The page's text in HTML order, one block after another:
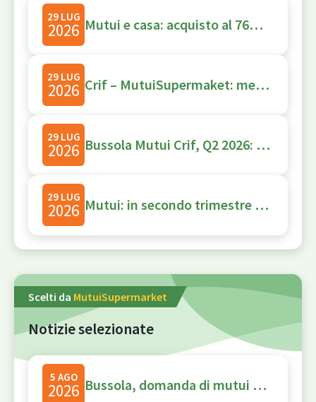
29 LUG
2026 Mutui e casa: acquisto al 76% della domanda, tasso fisso all’88%
29 LUG
2026 Crif – MutuiSupermaket: mercato primario dei mutui solido, rallentano le surroghe
29 LUG
2026 Bussola Mutui Crif, Q2 2026: Domanda di mutui verso acquisto casa al 76%, surroghe al 19%
29 LUG
2026 Mutui: in secondo trimestre domanda online sempre più verso acquisto casa
Scelti da MutuiSupermarket
Notizie selezionate
5 AGO
2026 Bussola, domanda di mutui online: l’acquisto vale il 76%, il fisso scende all’88%